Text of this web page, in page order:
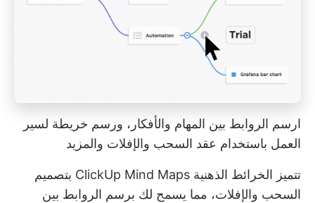
ارسم الروابط بين المهام والأفكار، ورسم خريطة لسير
العمل باستخدام عقد السحب والإفلات والمزيد
تتميز الخرائط الذهنية ClickUp Mind Maps بتصميم
السحب والإفلات، مما يسمح لك برسم الروابط بين